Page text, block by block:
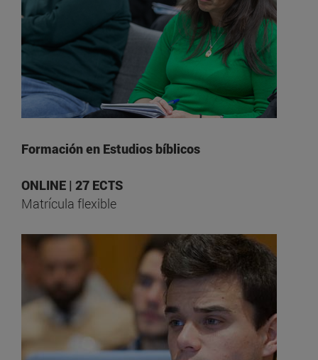
Formación en Estudios bíblicos
ONLINE | 27 ECTS
Matrícula flexible